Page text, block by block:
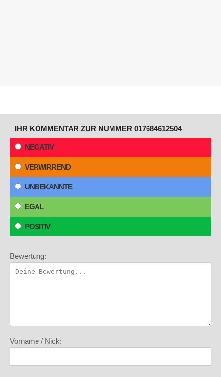
IHR KOMMENTAR ZUR NUMMER 017684612504
NEGATIV
VERWIRREND
UNBEKANNTE
EGAL
POSITIV
Bewertung:
Vorname / Nick: